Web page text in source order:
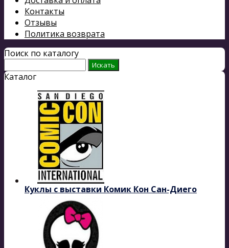
Контакты
Отзывы
Политика возврата
Поиск по каталогу
Каталог
Куклы с выставки Комик Кон Сан-Диего